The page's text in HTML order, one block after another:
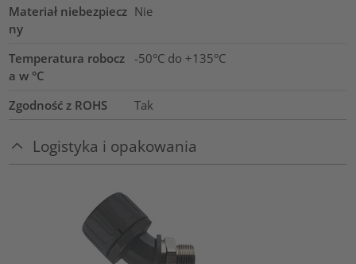
Materiał niebezpiecz
ny
Nie
Temperatura robocz
a w °C
-50°C do +135°C
Zgodność z ROHS Tak
Logistyka i opakowania